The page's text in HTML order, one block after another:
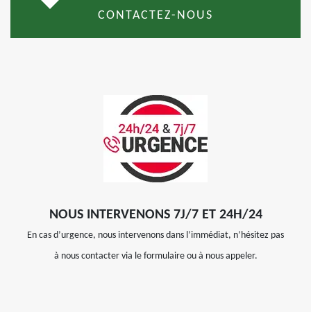
CONTACTEZ-NOUS
NOUS INTERVENONS 7J/7 ET 24H/24
En cas d’urgence, nous intervenons dans l’immédiat, n’hésitez pas
à nous contacter via le formulaire ou à nous appeler.